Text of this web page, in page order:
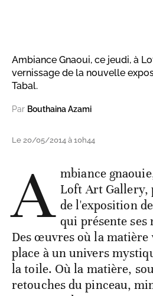
Ambiance Gnaoui, ce jeudi, à
vernissage de la nouvelle
Tabal.
Par Bouthaina Azami
Le 20/05/2014 à 10h44
A mbiance
Loft Art Gallery,
de l'exposition
qui présente
Des œuvres où la
place à un univers
la toile. Où la matière,
retouches du pinceau,